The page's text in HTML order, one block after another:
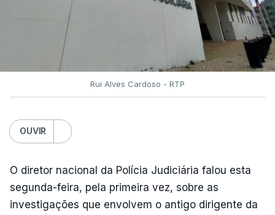
Rui Alves Cardoso - RTP
OUVIR
O diretor nacional da Polícia Judiciária falou esta
segunda-feira, pela primeira vez, sobre as
investigações que envolvem o antigo dirigente da